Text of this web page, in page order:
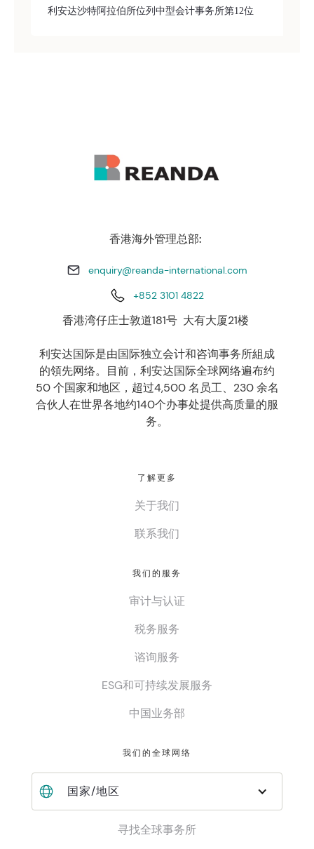
利安达沙特阿拉伯所位列中型会计事务所第12位
香港海外管理总部:
enquiry@reanda-international.com
+852 3101 4822
香港湾仔庄士敦道181号 大有大厦21楼
利安达国际是由国际独立会计和咨询事务所組成
的領先网络。目前，利安达国际全球网络遍布约
50 个国家和地区，超过4,500 名员工、230 余名
合伙人在世界各地约140个办事处提供高质量的服
务。
了解更多
关于我们
联系我们
我们的服务
审计与认证
税务服务
谘询服务
ESG和可持续发展服务
中国业务部
我们的全球网络
国家/地区
寻找全球事务所